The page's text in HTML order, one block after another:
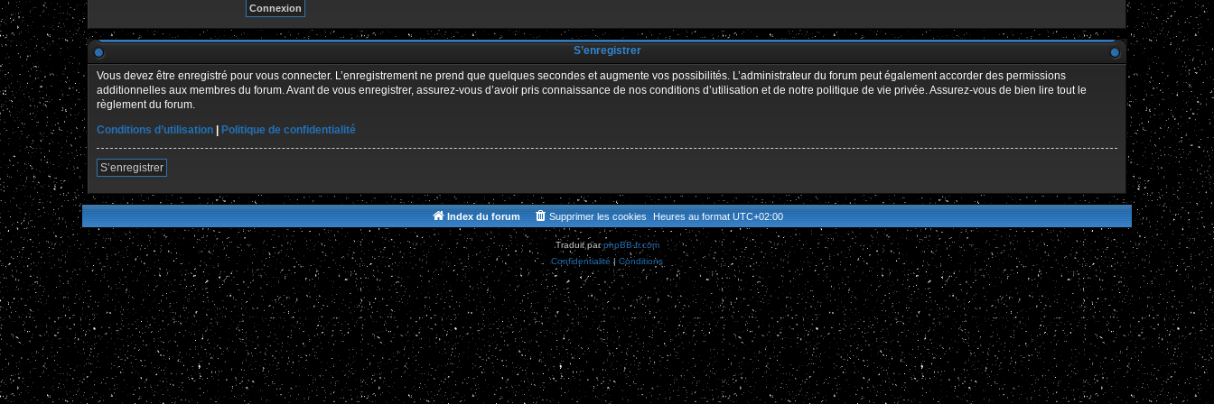
S’enregistrer
Vous devez être enregistré pour vous connecter. L’enregistrement ne prend que quelques secondes et augmente vos possibilités. L’administrateur du forum peut également accorder des permissions
additionnelles aux membres du forum. Avant de vous enregistrer, assurez-vous d’avoir pris connaissance de nos conditions d’utilisation et de notre politique de vie privée. Assurez-vous de bien lire tout le
règlement du forum.
Conditions d’utilisation
Politique de confidentialité
S’enregistrer
Index du forum Heures au format UTC+02:00
Supprimer les cookies
Traduit parphpBB-fr.com
Confidentialité | Conditions